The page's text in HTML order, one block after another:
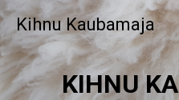
Kihnu Kaubamaja
KIHNU